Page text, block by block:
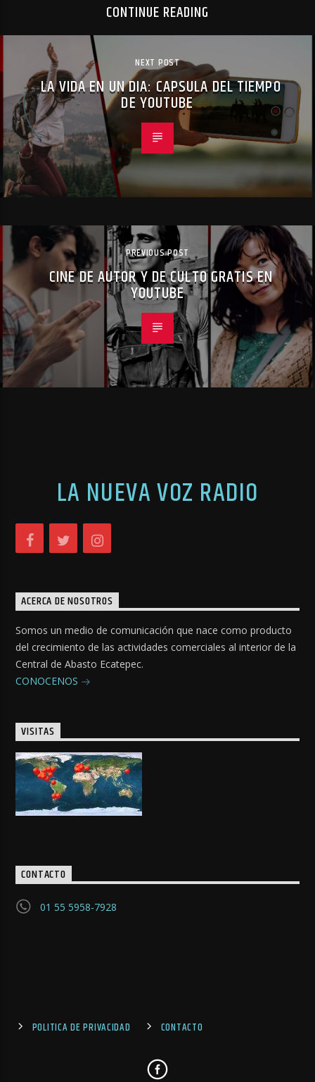
CONTINUE READING
NEXT POST
LA VIDA EN UN DIA: CAPSULA DEL TIEMPO
DE YOUTUBE
PREVIOUS POST
CINE DE AUTOR Y DE CULTO GRATIS EN
YOUTUBE
LA NUEVA VOZ RADIO
ACERCA DE NOSOTROS
Somos un medio de comunicación que nace como producto
del crecimiento de las actividades comerciales al interior de la
Central de Abasto Ecatepec.
CONOCENOS
VISITAS
CONTACTO
01 55 5958-7928
POLITICA DE PRIVACIDAD CONTACTO